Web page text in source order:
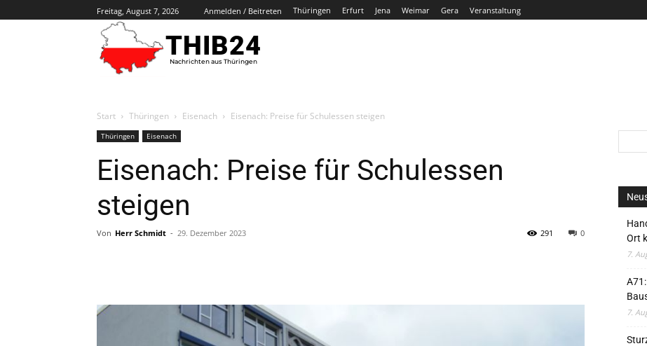
Freitag, August 7, 2026 Anmelden / Beitreten Thüringen Erfurt Jena Weimar Gera Veranstaltung
THIB24
Nachrichten aus Thüringen
Start Thüringen Eisenach Eisenach: Preise für Schulessen steigen
Thüringen Eisenach
Eisenach: Preise für Schulessen
steigen
Von Herr Schmidt - 29. Dezember 2023 0
291
Ort
7.
7.